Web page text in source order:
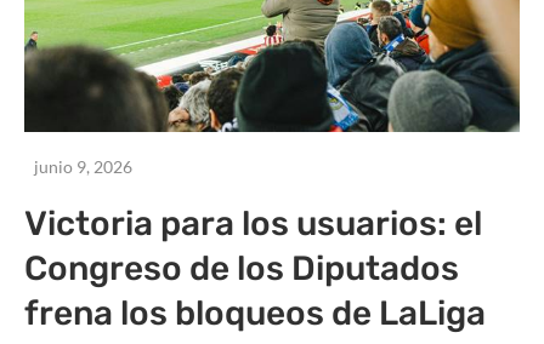
junio 9, 2026
Victoria para los usuarios: el
Congreso de los Diputados
frena los bloqueos de LaLiga